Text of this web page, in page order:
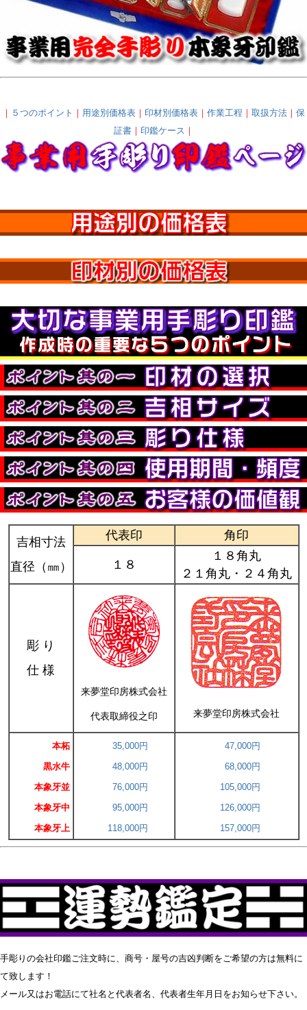
｜ ５つのポイント ｜ 用途別価格表 ｜ 印材別価格表 ｜ 作業工程 ｜ 取扱方法 ｜ 保
証書｜ 印鑑ケース ｜
吉相寸法
直径（㎜）
代表印 角印
１８
１８角丸
２１角丸・２４角丸
彫 り
仕 様
来夢堂印房株式会社
代表取締役之印 来夢堂印房株式会社
本柘
黒水牛
本象牙並
本象牙中
本象牙上
35,000円
48,000円
76,000円
95,000円
118,000円
47,000円
68,000円
105,000円
126,000円
157,000円
手彫りの会社印鑑ご注文時に、商号・屋号の吉凶判断をご希望の方は無料に
て致します！
メール又はお電話にて社名と代表者名、代表者生年月日をお知らせ下さい。
価格
〜
商品タグ
セール